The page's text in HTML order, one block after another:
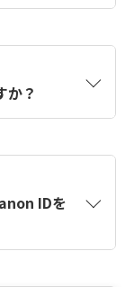
アカウントを
を使用して
ます。
か？
IDを